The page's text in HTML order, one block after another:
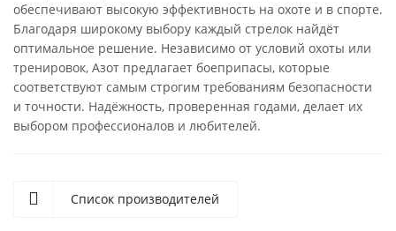
обеспечивают высокую эффективность на охоте и в спорте.
Благодаря широкому выбору каждый стрелок найдёт
оптимальное решение. Независимо от условий охоты или
тренировок, Азот предлагает боеприпасы, которые
соответствуют самым строгим требованиям безопасности
и точности. Надёжность, проверенная годами, делает их
выбором профессионалов и любителей.
Список производителей